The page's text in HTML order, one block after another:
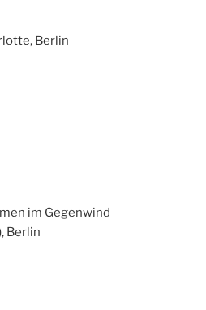
Berlin
im Gegenwind
Berlin